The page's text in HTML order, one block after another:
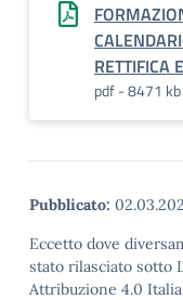
RETTIFICA
pdf - 8471 kb
Pubblicato:
Eccetto dove
stato rilasciato sotto
Attribuzione 4.0